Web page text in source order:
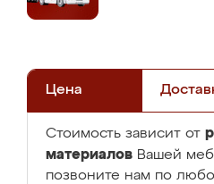
Цена
Стоимость зависит от
материалов Вашей
позвоните нам по